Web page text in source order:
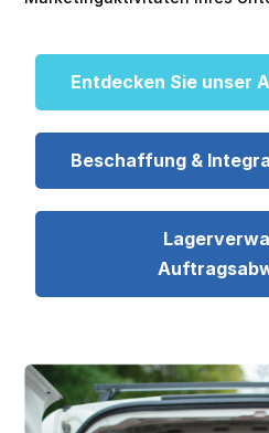
Entdecken Sie unser
Beschaffung &